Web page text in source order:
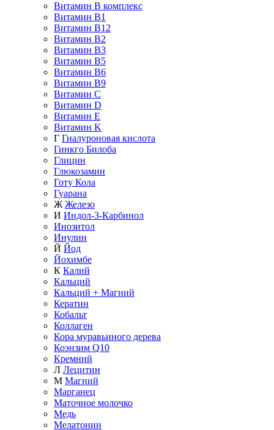
Витамин B комплекс
Витамин B1
Витамин B12
Витамин B2
Витамин B3
Витамин B5
Витамин B6
Витамин B9
Витамин C
Витамин D
Витамин E
Витамин K
Г Гиалуроновая кислота
Гинкго Билоба
Глицин
Глюкозамин
Готу Кола
Гуарана
Ж Железо
И Индол-3-Карбинол
Инозитол
Инулин
Й Йод
Йохимбе
К Калий
Кальций
Кальций + Магний
Кератин
Кобальт
Коллаген
Кора муравьиного дерева
Коэнзим Q10
Кремний
Л Лецитин
М Магний
Марганец
Маточное молочко
Медь
Мелатонин